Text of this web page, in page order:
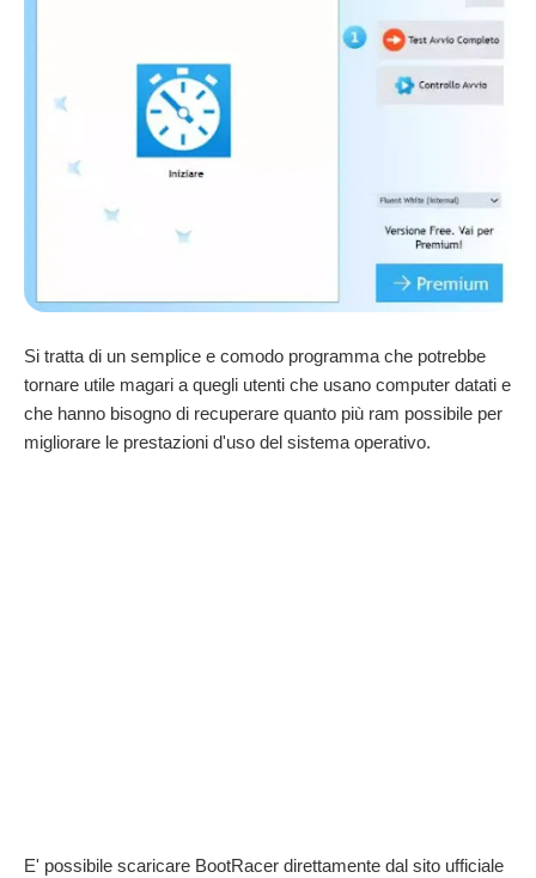
Si tratta di un semplice e comodo programma che potrebbe
tornare utile magari a quegli utenti che usano computer datati e
che hanno bisogno di recuperare quanto più ram possibile per
migliorare le prestazioni d'uso del sistema operativo.
E' possibile scaricare BootRacer direttamente dal sito ufficiale